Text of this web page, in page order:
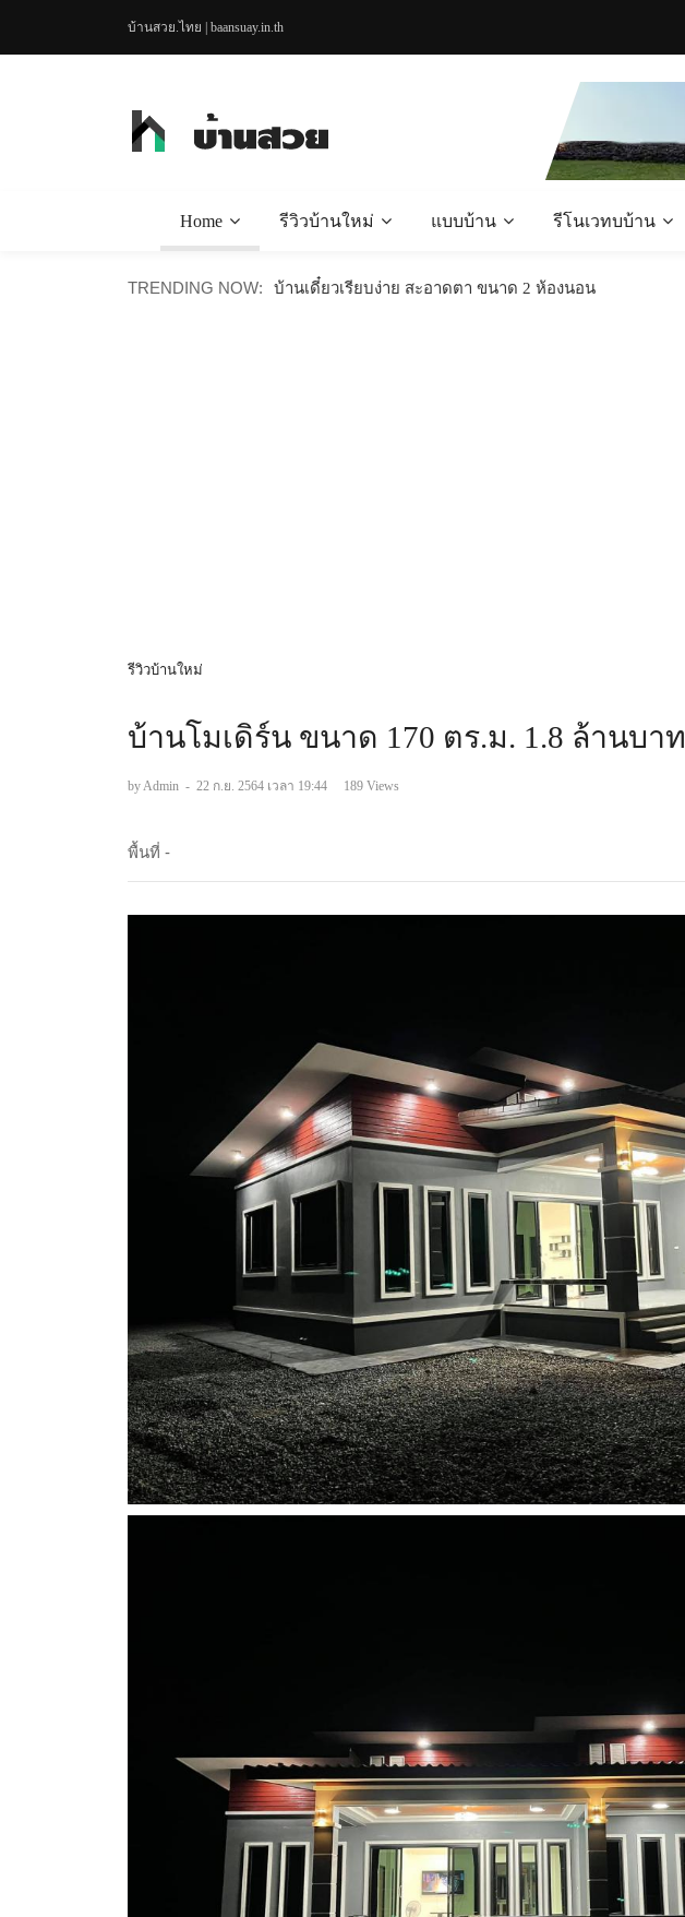
บ้านสวย.ไทย | baansuay.in.th
Home รีวิวบ้านใหม่ แบบบ้าน รีโนเวทบบ้าน
TRENDING NOW: บ้านไม้น็อคดาวน์สไตล์มินิมอล
รีวิวบ้านใหม่
บ้านโมเดิร์น ขนาด 170 ตร.ม. 1.8 ล้านบาท
by Admin - 22 ก.ย. 2564 เวลา 19:44 189 Views
พื้นที่ -